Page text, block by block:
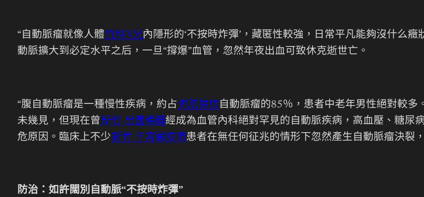
“自動脈瘤就像人體竹科X光 內隱形的‘不按時炸彈’，藏匿性較強，日常平凡能夠沒什么
動脈擴大到必定水平之后，一旦“撐爆”血管，忽然年夜出血可致休克逝世亡。
“腹自動脈瘤是一種慢性疾病，約占供膳健檢 自動脈瘤的85％，患者中老年男性絕對較
未幾見，但現在曾新竹 出國備藥經成為血管內科絕對罕見的自動脈疾病，高血壓、糖尿
危原因。臨床上不少新竹 子宮頸疫苗患者在無任何征兆的情形下忽然產生自動脈瘤決裂
防治：如許闊別自動脈“不按時炸彈”